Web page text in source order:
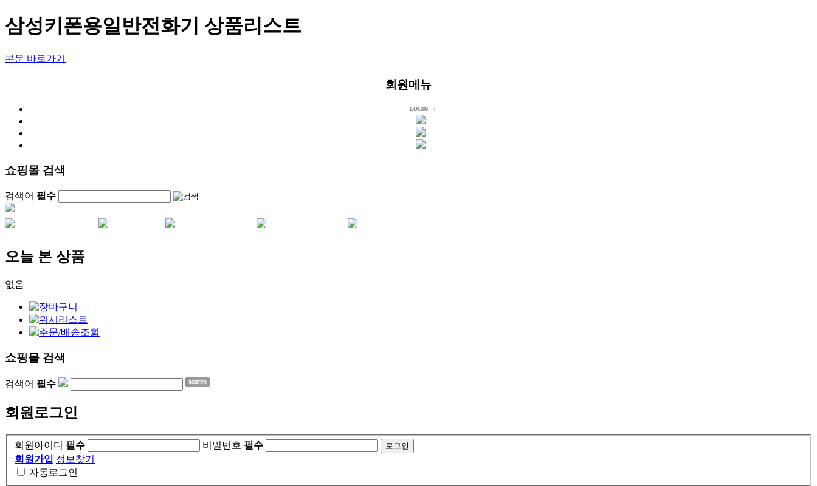
삼성키폰용일반전화기 상품리스트
본문 바로가기
회원메뉴
쇼핑몰 검색
검색어 필수
오늘 본 상품
없음
쇼핑몰 검색
검색어 필수
회원로그인
회원아이디 필수 비밀번호 필수
회원가입 정보찾기
자동로그인